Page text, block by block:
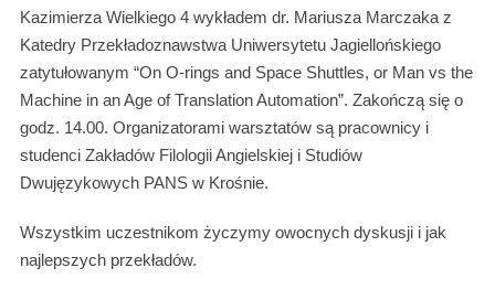
Kazimierza Wielkiego 4 wykładem dr. Mariusza Marczaka z
Katedry Przekładoznawstwa Uniwersytetu Jagiellońskiego
zatytułowanym “On O-rings and Space Shuttles, or Man vs the
Machine in an Age of Translation Automation”. Zakończą się o
godz. 14.00. Organizatorami warsztatów są pracownicy i
studenci Zakładów Filologii Angielskiej i Studiów
Dwujęzykowych PANS w Krośnie.
Wszystkim uczestnikom życzymy owocnych dyskusji i jak
najlepszych przekładów.